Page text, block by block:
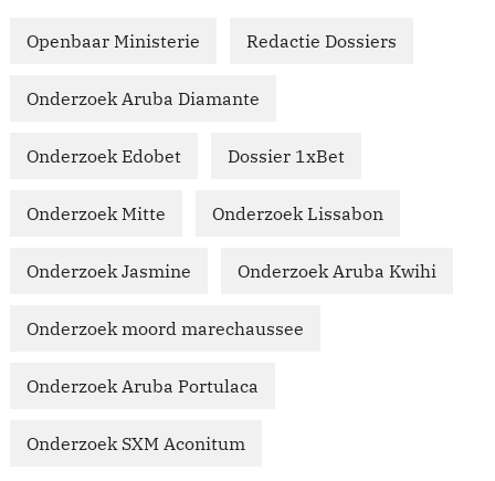
Openbaar Ministerie Redactie Dossiers
Onderzoek Aruba Diamante
Onderzoek Edobet Dossier 1xBet
Onderzoek Mitte Onderzoek Lissabon
Onderzoek Jasmine Onderzoek Aruba Kwihi
Onderzoek moord marechaussee
Onderzoek Aruba Portulaca
Onderzoek SXM Aconitum